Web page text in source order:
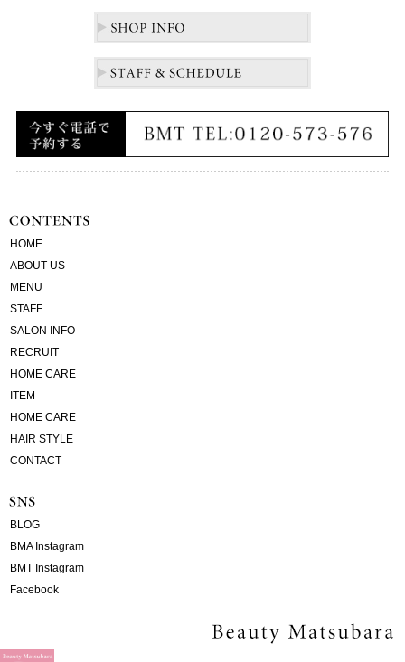
HOME
ABOUT US
MENU
STAFF
SALON INFO
RECRUIT
HOME CARE
ITEM
HOME CARE
HAIR STYLE
CONTACT
BLOG
BMA Instagram
BMT Instagram
Facebook